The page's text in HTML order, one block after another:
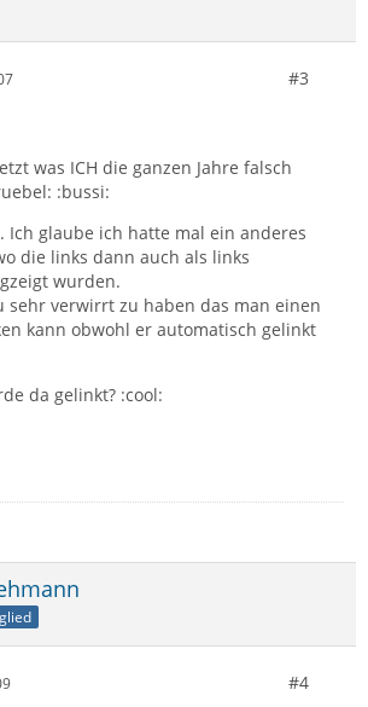
#3
was ICH die ganzen Jahre falsch
:bussi:
Ich glaube ich hatte mal ein anderes
die links dann auch als links
wurden.
sehr verwirrt zu haben das man einen
kann obwohl er automatisch gelinkt
da gelinkt? :cool:
#4